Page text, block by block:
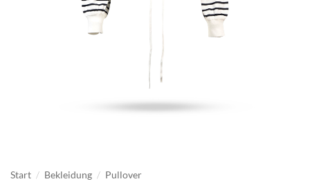
Start / Bekleidung / Pullover